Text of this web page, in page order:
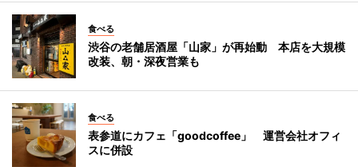
食べる
渋谷の老舗居酒屋「山家」が再始動 本店を大規模
改装、朝・深夜営業も
食べる
表参道にカフェ「goodcoffee」 運営会社オフィ
スに併設